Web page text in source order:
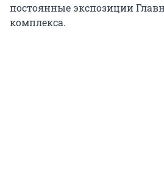
постоянные экспозиции
комплекса.